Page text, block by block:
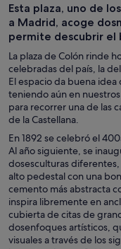
Esta plaza, uno de
a Madrid, acoge
permite descubrir el
La plaza de Colón rinde
celebradas del país, la
El espacio da buena
teniendo aún en
para recorrer una de las
de la Castellana.
En 1892 se celebró el
Al año siguiente, se
dosesculturas
alto pedestal con una
cemento más abstracta
inspira libremente en
cubierta de citas de
dosenfoques artísticos,
visuales a través de los